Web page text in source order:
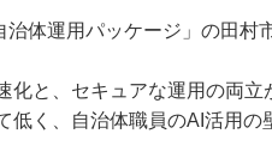
治体運用パッケージ」の田
化と、セキュアな運用の両立
低く、自治体職員のAI活用の